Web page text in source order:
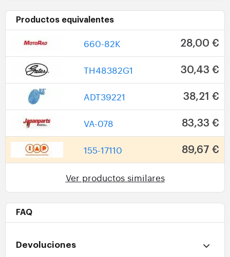
Productos equivalentes
660-82K 28,00 €
TH48382G1 30,43 €
ADT39221 38,21 €
VA-078 83,33 €
155-17110 89,67 €
Ver productos similares
FAQ
Devoluciones